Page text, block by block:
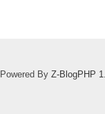
Powered By Z-BlogPHP